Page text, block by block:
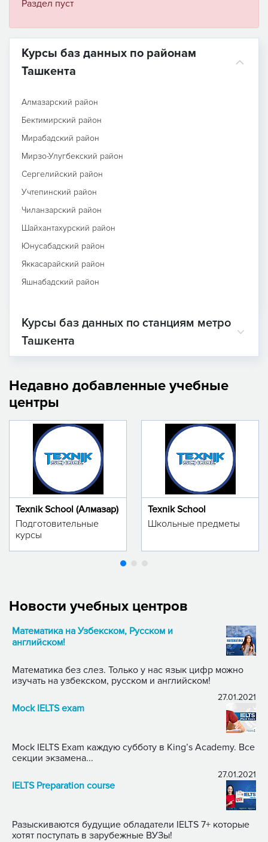
Раздел пуст
Курсы баз данных по районам
Ташкента
Алмазарский район
Бектимирский район
Мирабадский район
Мирзо-Улугбекский район
Сергелийский район
Учтепинский район
Чиланзарский район
Шайхантахурский район
Юнусабадский район
Яккасарайский район
Яшнабадский район
Курсы баз данных по станциям метро
Ташкента
Недавно добавленные учебные
центры
Texnik School (Алмазар)
Подготовительные
курсы
Texnik School
Школьные предметы
Новости учебных центров
Математика на Узбекском, Русском и
английском!
Математика без слез. Только у нас язык цифр можно
изучать на узбекском, русском и английском!
27.01.2021
Mock IELTS exam
Mock IELTS Exam каждую субботу в King’s Academy. Все
секции экзамена...
27.01.2021
IELTS Preparation course
Разыскиваются будущие обладатели IELTS 7+ которые
хотят поступать в зарубежные ВУЗы!